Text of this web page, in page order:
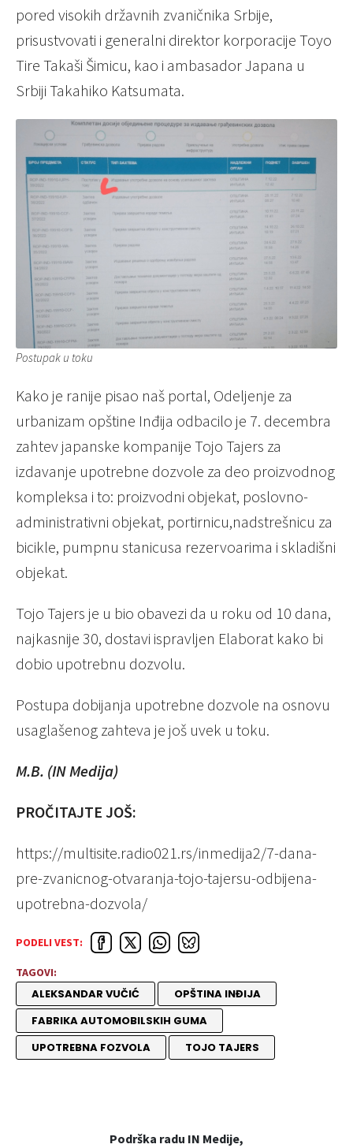
pored visokih državnih zvaničnika Srbije,
prisustvovati i generalni direktor korporacije Toyo
Tire Takaši Šimicu, kao i ambasador Japana u
Srbiji Takahiko Katsumata.
Postupak u toku
Kako je ranije pisao naš portal, Odeljenje za
urbanizam opštine Inđija odbacilo je 7. decembra
zahtev japanske kompanije Tojo Tajers za
izdavanje upotrebne dozvole za deo proizvodnog
kompleksa i to: proizvodni objekat, poslovno-
administrativni objekat, portirnicu,nadstrešnicu za
bicikle, pumpnu stanicusa rezervoarima i skladišni
objekat.
Tojo Tajers je u bio obavezi da u roku od 10 dana,
najkasnije 30, dostavi ispravljen Elaborat kako bi
dobio upotrebnu dozvolu.
Postupa dobijanja upotrebne dozvole na osnovu
usaglašenog zahteva je još uvek u toku.
M.B. (IN Medija)
PROČITAJTE JOŠ:
https://multisite.radio021.rs/inmedija2/7-dana-
pre-zvanicnog-otvaranja-tojo-tajersu-odbijena-
upotrebna-dozvola/
PODELI VEST:
TAGOVI:
ALEKSANDAR VUČIĆ
OPŠTINA INĐIJA
FABRIKA AUTOMOBILSKIH GUMA
UPOTREBNA FOZVOLA
TOJO TAJERS
Podrška radu IN Medije,